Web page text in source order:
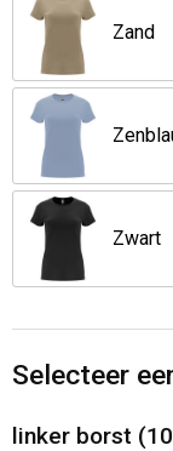
Zand
Zwart
Selecteer
linker borst